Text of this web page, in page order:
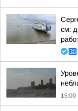
см:
15:00